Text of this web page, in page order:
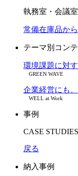
執務室・会議
常備在庫品か
テーマ別コン
環境課題に対
GREEN WAVE
企業経営にも
WELL at Work
事例
CASE STUDIES
戻る
納入事例